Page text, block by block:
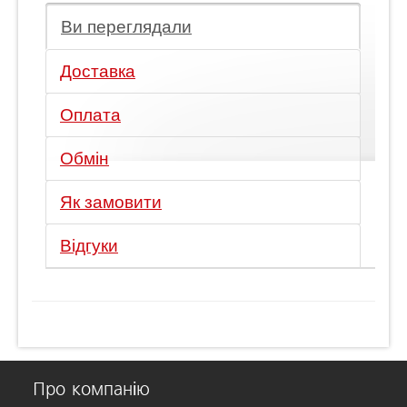
Ви переглядали
Доставка
Оплата
Обмін
Як замовити
Відгуки
Про компанію